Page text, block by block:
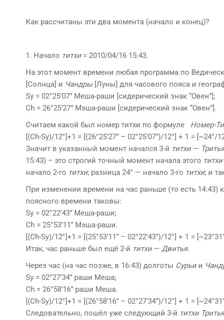
Как рассчитаны эти два момента (начало и конец)?
1. Начало титхи= 2010/04/16 15:43.
На этот момент времени любая программа по
[Солнца] и Чандры[Луны] для часового пояса и
Sy = 02°25’07” Меша-раши [сидерический знак “Овен”];
Ch = 26°25’27” Мэша-раши [сидерический знак “Овен”].
Считаем какой был номер титхи по формуле Номер-
[(Ch-Sy)/12°]+1 = [(26°25’27” – 02°25’07”)/12°] + 1 =
Значит в указанный момент начался 3-й титхи— Тритья
15:43) – это строгий точный момент начала этого титхи
начало 2-го титхи; разница 24° — начало 3-го титхи; и
При изменении времени на час раньше (то есть 14:43)
поясного времени таковы:
Sy = 02°22’43” Меша-раши;
Ch = 25°53’11” Мэша-раши.
[(Ch-Sy)/12°]+1 = [(25°53’11” – 02°22’43”)/12°] + 1 =
Итак, час раньше был ещё 2-й титхи— Двитья.
Через час (на час позже, в 16:43) долготы Сурьии
Sy = 02°27’34” раши Меша;
Ch = 26°58’16” раши Меша.
[(Ch-Sy)/12°]+1 = [(26°58’16” – 02°27’34”)/12°] + 1 =
Следовательно, пошёл уже следующий 3-й титхи Тритья